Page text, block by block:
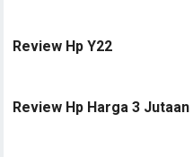
Review Hp Y22
Review Hp Harga 3 Jutaan